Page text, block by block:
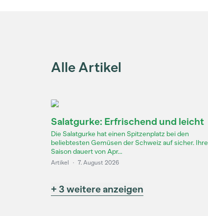
Alle Artikel
Salatgurke: Erfrischend und leicht
Die Salatgurke hat einen Spitzenplatz bei den
beliebtesten Gemüsen der Schweiz auf sicher. Ihre
Saison dauert von Apr...
Artikel · 7. August 2026
+ 3 weitere anzeigen